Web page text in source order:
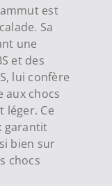
est
Sa
une
et des
lui confère
aux chocs
Ce
garantit
bien sur
chocs